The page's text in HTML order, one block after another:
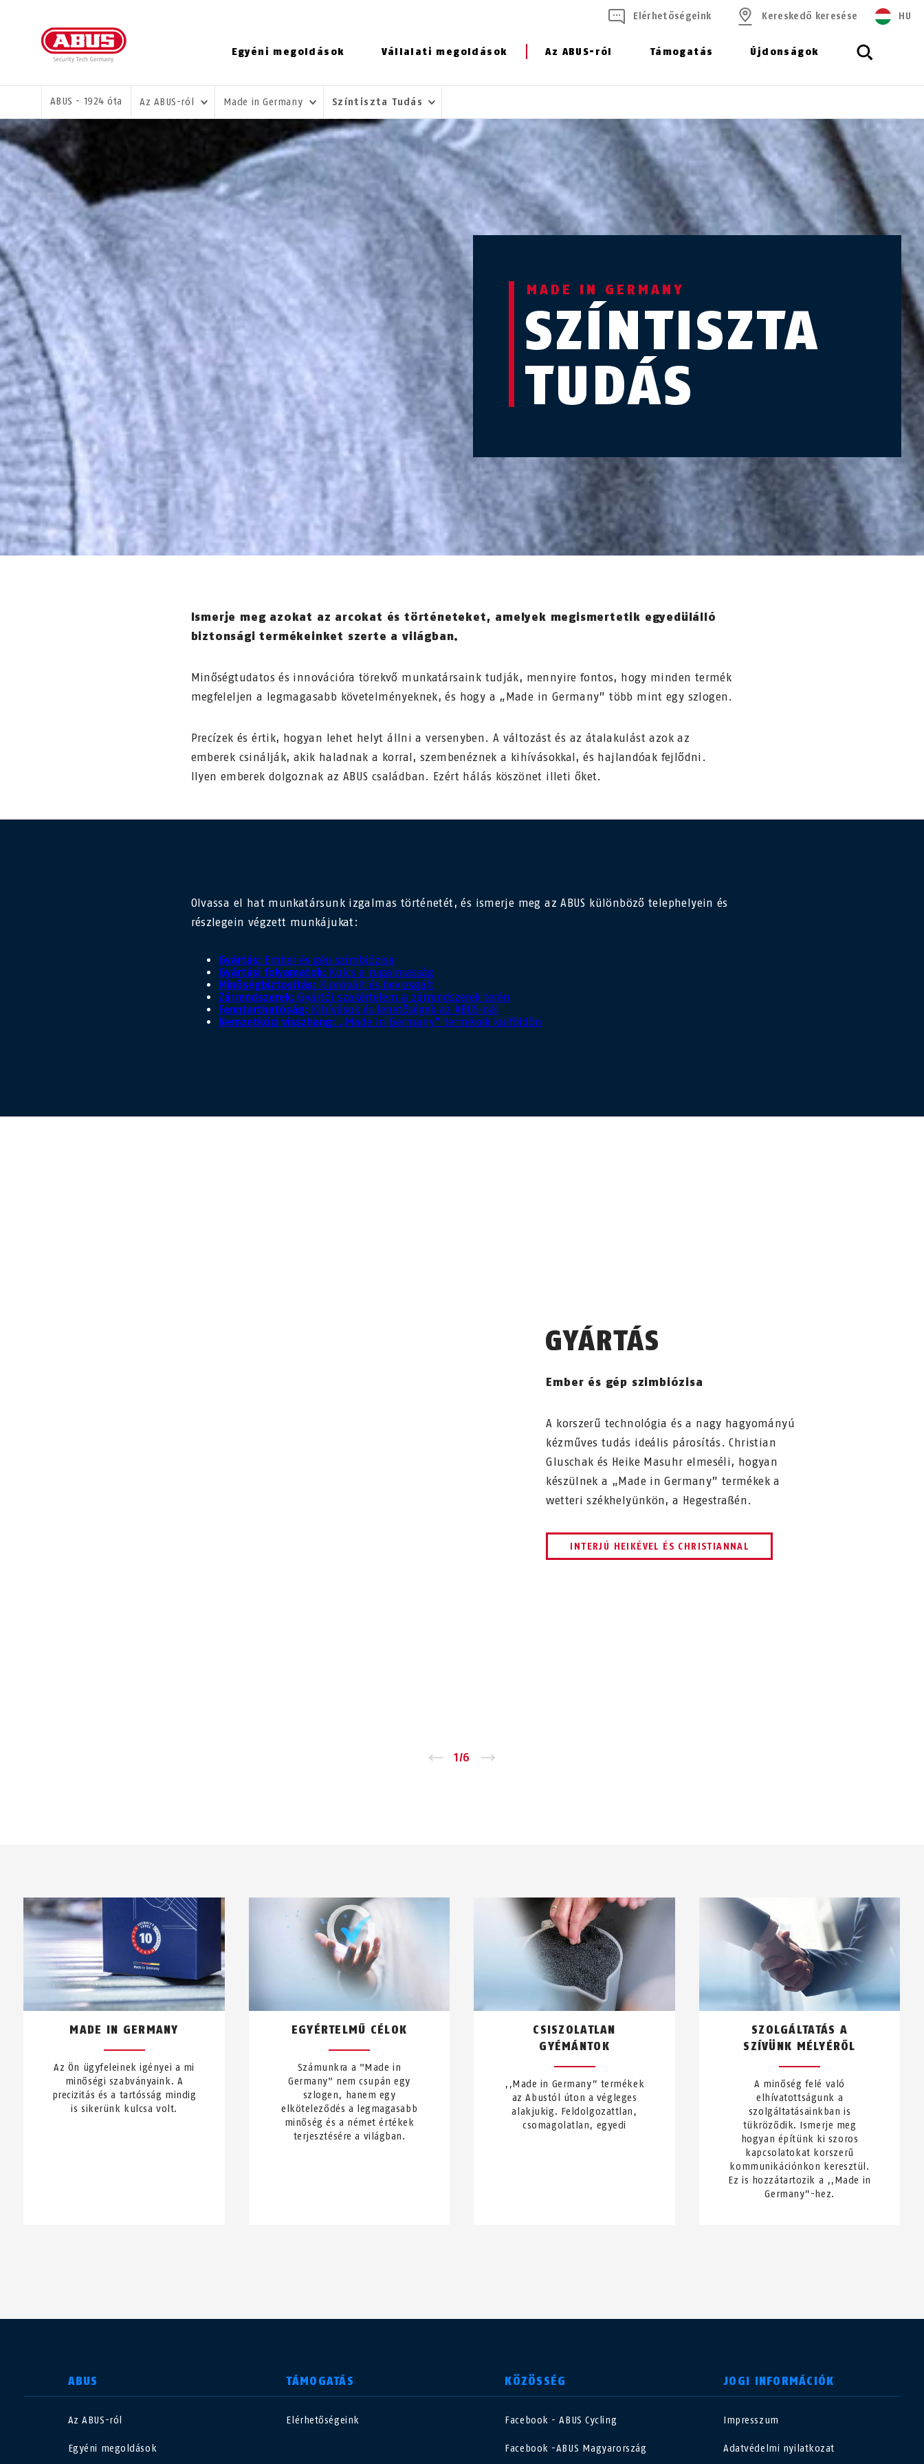
Egyéni megoldások Vállalati megoldások Az ABUS-ról Támogatás Újdonságok
Elérhetőségeink Kereskedő keresése HU
ÖN ITT VAN:
ABUS - 1924 óta Az ABUS-ról Made in Germany Színtiszta Tudás
MADE IN GERMANY
SZÍNTISZTA
TUDÁS
Ismerje meg azokat az arcokat és történeteket, amelyek megismertetik egyedülálló
biztonsági termékeinket szerte a világban.
Minőségtudatos és innovációra törekvő munkatársaink tudják, mennyire fontos, hogy minden termék
megfeleljen a legmagasabb követelményeknek, és hogy a „Made in Germany” több mint egy szlogen.
Precízek és értik, hogyan lehet helyt állni a versenyben. A változást és az átalakulást azok az
emberek csinálják, akik haladnak a korral, szembenéznek a kihívásokkal, és hajlandóak fejlődni.
Ilyen emberek dolgoznak az ABUS családban. Ezért hálás köszönet illeti őket.
Olvassa el hat munkatársunk izgalmas történetét, és ismerje meg az ABUS különböző telephelyein és
részlegein végzett munkájukat:
Gyártás: Ember és gép szimbiózisa
Gyártási folyamatok: Kulcs a rugalmasság
Minőségbiztosítás: Kipróbált és bevizsgált
Zárrendszerek: Gyártói szakértelem a zárrendszerek terén
Fenntarthatóság: Kihívások és lehetőségek az ABUS-nál
Nemzetközi visszhang: „Made in Germany” termékek külföldön
GYÁRTÁS
Ember és gép szimbiózisa
A korszerű technológia és a nagy hagyományú
kézműves tudás ideális párosítás. Christian
Gluschak és Heike Masuhr elmeséli, hogyan
készülnek a „Made in Germany” termékek a
wetteri székhelyünkön, a Hegestraßén.
INTERJÚ HEIKÉVEL ÉS CHRISTIANNAL
1/6
MADE IN GERMANY
Az Ön ügyfeleinek igényei a mi
minőségi szabványaink. A
precizitás és a tartósság mindig
is sikerünk kulcsa volt.
EGYÉRTELMŰ CÉLOK
Számunkra a "Made in
Germany" nem csupán egy
szlogen, hanem egy
elköteleződés a legmagasabb
minőség és a német értékek
terjesztésére a világban.
CSISZOLATLAN
GYÉMÁNTOK
,,Made in Germany” termékek
az Abustól úton a végleges
alakjukig. Feldolgozattlan,
csomagolatlan, egyedi
SZOLGÁLTATÁS A
SZÍVÜNK MÉLYÉRŐL
A minőség felé való
elhívatottságunk a
szolgáltatásainkban is
tükröződik. Ismerje meg
hogyan építünk ki szoros
kapcsolatokat korszerű
kommunikációnkon keresztül.
Ez is hozzátartozik a ,,Made in
Germany”-hez.
ABUS
Az ABUS-ról
Egyéni megoldások
TÁMOGATÁS
Elérhetőségeink
KÖZÖSSÉG
Facebook - ABUS Cycling
Facebook -ABUS Magyarország
JOGI INFORMÁCIÓK
Impresszum
Adatvédelmi nyilatkozat
ORSZÁG KIVÁLASZTÁSA